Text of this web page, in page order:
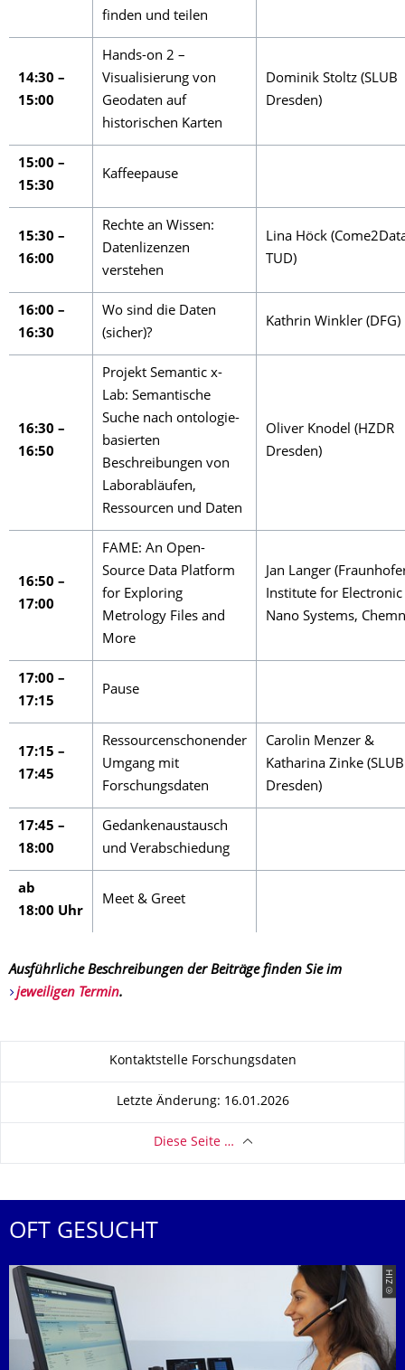
finden und teilen
14:30 –
15:00
Hands-on 2 –
Visualisierung von
Geodaten auf
historischen Karten
Dominik Stoltz (SLUB
Dresden)
15:00 –
15:30
Kaffeepause
15:30 –
16:00
Rechte an Wissen:
Datenlizenzen
verstehen
Lina Höck
TUD)
16:00 –
16:30
Wo sind die Daten
(sicher)?
Kathrin Winkler (DFG)
16:30 –
16:50
Projekt Semantic x-
Lab: Semantische
Suche nach ontologie-
basierten
Beschreibungen von
Laborabläufen,
Ressourcen und Daten
Oliver Knodel (HZDR
Dresden)
16:50 –
17:00
FAME: An Open-
Source Data Platform
for Exploring
Metrology Files and
More
Jan Langer
Institute for Electronic
Nano Systems,
17:00 –
17:15
Pause
17:15 –
17:45
Ressourcenschonender
Umgang mit
Forschungsdaten
Carolin Menzer &
Katharina Zinke (SLUB
Dresden)
17:45 –
18:00
Gedankenaustausch
und Verabschiedung
ab
18:00 Uhr
Meet & Greet
Ausführliche Beschreibungen der Beiträge finden Sie im
jeweiligen Termin.
Zu dieser SeiteKontaktstelle Forschungsdaten
Letzte Änderung: 16.01.2026
Diese Seite …
OFT GESUCHT
© ZIH